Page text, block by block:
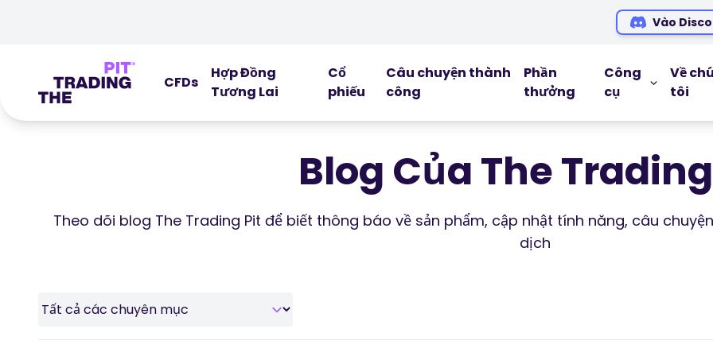
Vào
CFDs
Hợp Đồng
Tương Lai
Cổ
phiếu
Câu chuyện thành
công
Phần
thưởng
Công
cụ
CÔNG CỤ
Blog
Ebooks
Hội thảo
Về
tôi
Blog Của The
Theo dõi blog The Trading Pit để biết thông báo về sản phẩm, cập nhật tính năng, câu
dịch